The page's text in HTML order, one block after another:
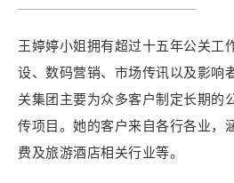
王婷婷小姐拥有超过十五年公关工
设、数码营销、市场传讯以及影响
关集团主要为众多客户制定长期的
传项目。她的客户来自各行各业，
费及旅游酒店相关行业等。